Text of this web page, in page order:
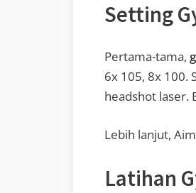
Setting
Pertama-tama,
6x 105, 8x 100.
headshot laser.
Lebih lanjut,
Latihan